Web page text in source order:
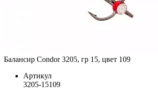
Балансир Condor 3205, гр 15, цвет 109
Артикул
3205-15109